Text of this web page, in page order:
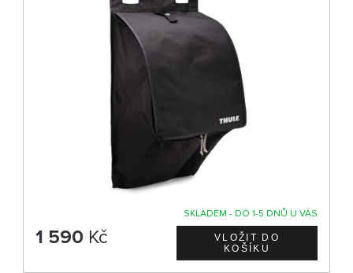
SKLADEM - DO 1-5 DNŮ U VÁS
1 590 Kč